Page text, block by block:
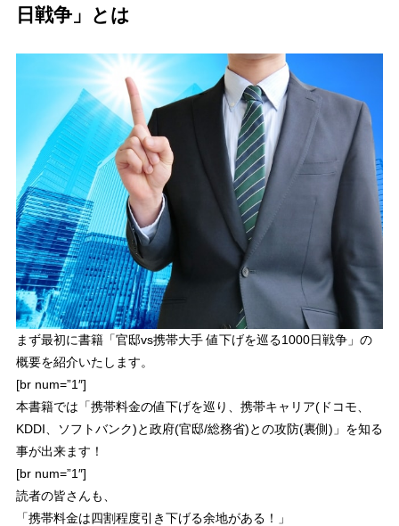
日戦争」とは
まず最初に書籍「官邸vs携帯大手 値下げを巡る1000日戦争」の
概要を紹介いたします。
[br num=”1″]
本書籍では「携帯料金の値下げを巡り、携帯キャリア(ドコモ、
KDDI、ソフトバンク)と政府(官邸/総務省)との攻防(裏側)」を知る
事が出来ます！
[br num=”1″]
読者の皆さんも、
「携帯料金は四割程度引き下げる余地がある！
」